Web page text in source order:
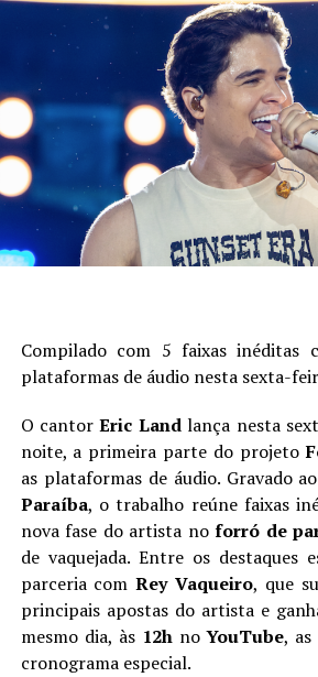
Compilado com 5 faixas inéditas
plataformas de áudio nesta sexta-
O cantorEric Landlança nesta
noite, a primeira parte do projeto
as plataformas de áudio. Gravado
Paraíba, o trabalho reúne faixas
nova fase do artista noforró de
de vaquejada. Entre os destaques
parceria comRey Vaqueiro, que
principais apostas do artista e
mesmo dia, às 12hnoYouTube, as
cronograma especial.